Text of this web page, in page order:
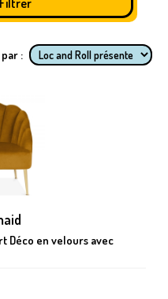
:
Déco en velours avec